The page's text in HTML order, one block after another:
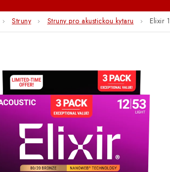
Struny Struny pro akustickou kytaru Elixir